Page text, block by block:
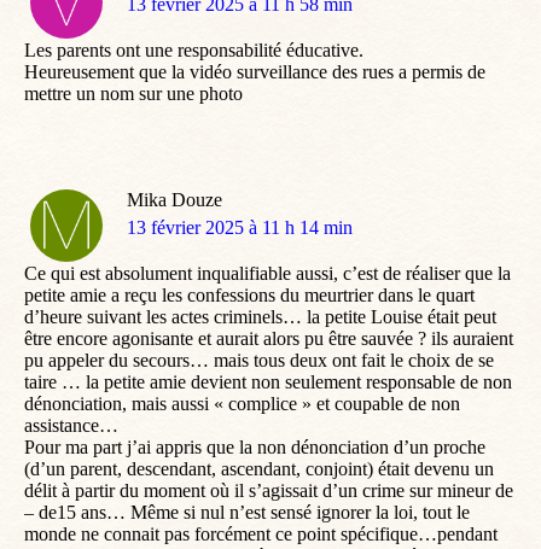
dit
13 février 2025 à 11 h 58 min
Les parents ont une responsabilité éducative.
Heureusement que la vidéo surveillance des rues a permis de
mettre un nom sur une photo
Mika Douze
dit
13 février 2025 à 11 h 14 min
Ce qui est absolument inqualifiable aussi, c’est de réaliser que la
petite amie a reçu les confessions du meurtrier dans le quart
d’heure suivant les actes criminels… la petite Louise était peut
être encore agonisante et aurait alors pu être sauvée ? ils auraient
pu appeler du secours… mais tous deux ont fait le choix de se
taire … la petite amie devient non seulement responsable de non
dénonciation, mais aussi « complice » et coupable de non
assistance…
Pour ma part j’ai appris que la non dénonciation d’un proche
(d’un parent, descendant, ascendant, conjoint) était devenu un
délit à partir du moment où il s’agissait d’un crime sur mineur de
– de15 ans… Même si nul n’est sensé ignorer la loi, tout le
monde ne connait pas forcément ce point spécifique…pendant